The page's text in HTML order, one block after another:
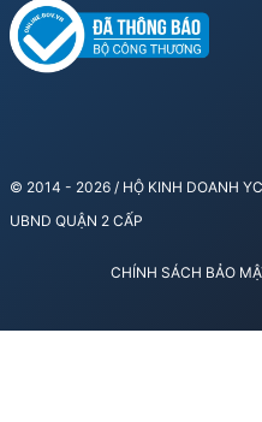
© 2014 - 2026 / HỘ KINH DOANH
UBND QUẬN 2 CẤP
CHÍNH SÁCH BẢO